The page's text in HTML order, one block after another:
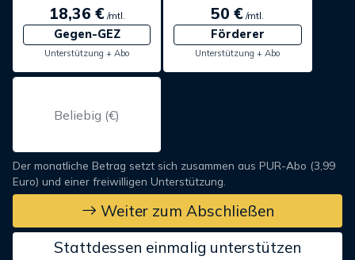
18,36 €/mtl.
Gegen-GEZ
Unterstützung + Abo
50 € /mtl.
Förderer
Unterstützung + Abo
Der monatliche Betrag setzt sich zusammen aus PUR-Abo (3,99
Euro) und einer freiwilligen Unterstützung.
Weiter zum Abschließen
Stattdessen einmalig unterstützen